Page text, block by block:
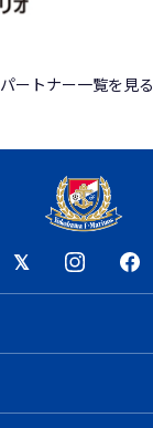
パートナー一覧を見る